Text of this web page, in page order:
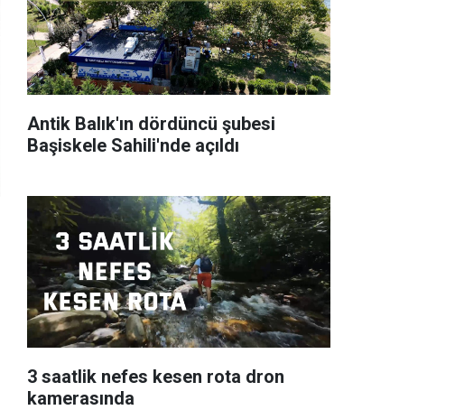
Antik Balık'ın dördüncü şubesi
Başiskele Sahili'nde açıldı
3 saatlik nefes kesen rota dron
kamerasında